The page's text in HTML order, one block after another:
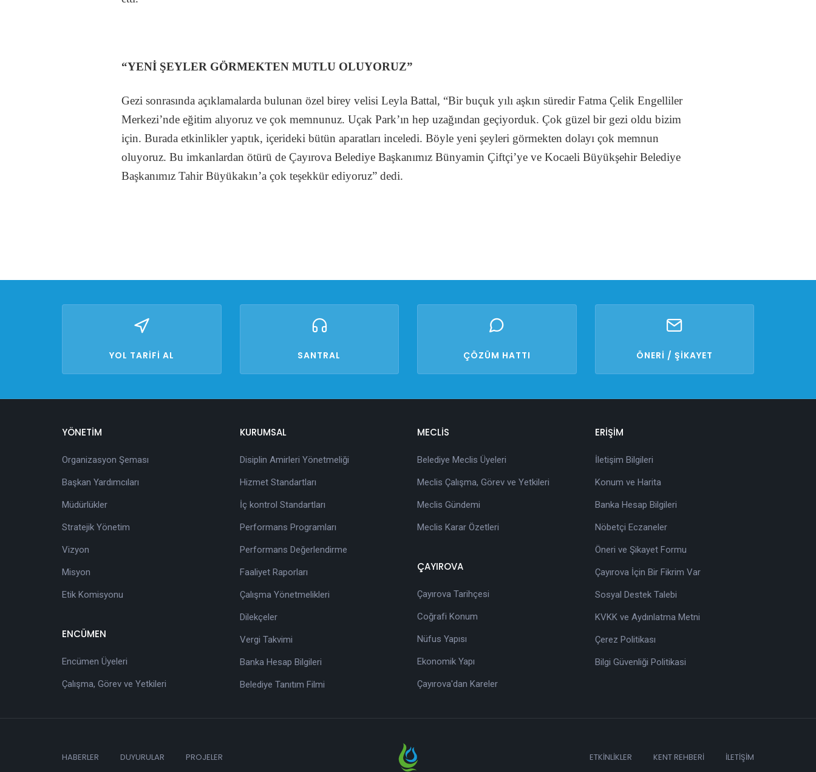
“YENİ ŞEYLER GÖRMEKTEN MUTLU OLUYORUZ”
Gezi sonrasında açıklamalarda bulunan özel birey velisi Leyla Battal, “Bir buçuk yılı aşkın süredir Fatma Çelik Engelliler
Merkezi’nde eğitim alıyoruz ve çok memnunuz. Uçak Park’ın hep uzağından geçiyorduk. Çok güzel bir gezi oldu bizim
için. Burada etkinlikler yaptık, içerideki bütün aparatları inceledi. Böyle yeni şeyleri görmekten dolayı çok memnun
oluyoruz. Bu imkanlardan ötürü de Çayırova Belediye Başkanımız Bünyamin Çiftçi’ye ve Kocaeli Büyükşehir Belediye
Başkanımız Tahir Büyükakın’a çok teşekkür ediyoruz” dedi.
YOL TARİFİ AL SANTRAL ÇÖZÜM HATTI ÖNERİ / ŞİKAYET
YÖNETİM
Organizasyon Şeması
Başkan Yardımcıları
Müdürlükler
Stratejik Yönetim
Vizyon
Misyon
Etik Komisyonu
ENCÜMEN
Encümen Üyeleri
Çalışma, Görev ve Yetkileri
KURUMSAL
Disiplin Amirleri Yönetmeliği
Hizmet Standartları
İç kontrol Standartları
Performans Programları
Performans Değerlendirme
Faaliyet Raporları
Çalışma Yönetmelikleri
Dilekçeler
Vergi Takvimi
Banka Hesap Bilgileri
Belediye Tanıtım Filmi
MECLİS
Belediye Meclis Üyeleri
Meclis Çalışma, Görev ve Yetkileri
Meclis Gündemi
Meclis Karar Özetleri
ÇAYIROVA
Çayırova Tarihçesi
Coğrafi Konum
Nüfus Yapısı
Ekonomik Yapı
Çayırova'dan Kareler
ERİŞİM
İletişim Bilgileri
Konum ve Harita
Banka Hesap Bilgileri
Nöbetçi Eczaneler
Öneri ve Şikayet Formu
Çayırova İçin Bir Fikrim Var
Sosyal Destek Talebi
KVKK ve Aydınlatma Metni
Çerez Politikası
Bilgi Güvenliği Politikasi
HABERLER DUYURULAR PROJELER ETKINLIKLER KENT REHBERI İLETIŞIM